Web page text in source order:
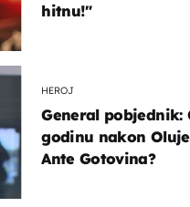
hitnu!"
HEROJ
General pobjednik:
godinu nakon
Ante Gotovina?